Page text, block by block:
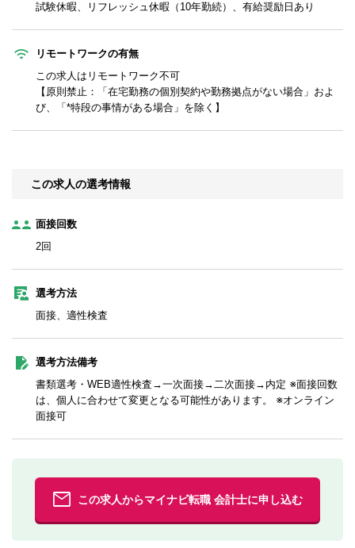
試験休暇、リフレッシュ休暇（10年勤続）、有給奨励日あり
リモートワークの有無
この求人はリモートワーク不可
【原則禁止：「在宅勤務の個別契約や勤務拠点がない場合」およ
び、「*特段の事情がある場合」を除く】
この求人の選考情報
面接回数
2回
選考方法
面接、適性検査
選考方法備考
書類選考・WEB適性検査→一次面接→二次面接→内定 ※面接回数
は、個人に合わせて変更となる可能性があります。 ※オンライン
面接可
この求人からマイナビ転職 会計士に申し込む